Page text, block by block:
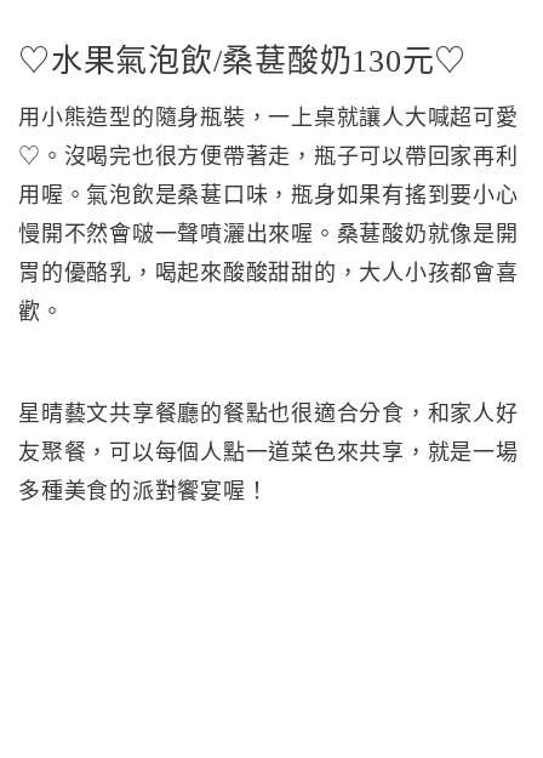
♡水果氣泡飲/桑葚酸奶130元♡
用小熊造型的隨身瓶裝，一上桌就讓人大喊超可愛
♡。沒喝完也很方便帶著走，瓶子可以帶回家再利
用喔。氣泡飲是桑葚口味，瓶身如果有搖到要小心
慢開不然會啵一聲噴灑出來喔。桑葚酸奶就像是開
胃的優酪乳，喝起來酸酸甜甜的，大人小孩都會喜
歡。
星晴藝文共享餐廳的餐點也很適合分食，和家人好
友聚餐，可以每個人點一道菜色來共享，就是一場
多種美食的派對饗宴喔！